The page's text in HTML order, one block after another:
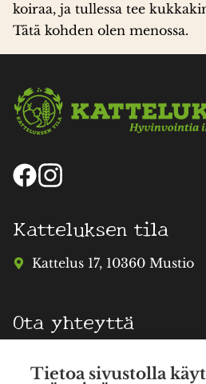
Tietoa sivustolla
koiraa, ja tullessa tee
Tätä kohden olen menossa.
Katteluksen tila
Kattelus 17, 10360 Mustio
Ota yhteyttä